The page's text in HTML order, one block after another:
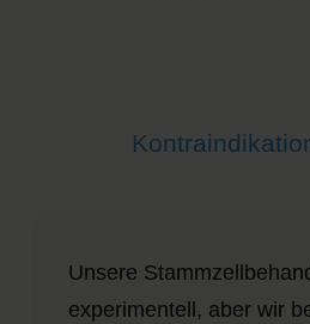
Unsere
experimentell, aber wir